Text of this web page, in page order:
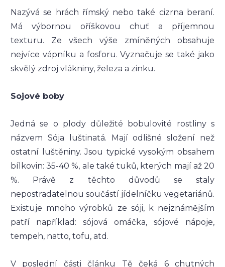
Nazývá se hrách římský nebo také cizrna beraní.
Má výbornou oříškovou chuť a příjemnou
texturu. Ze všech výše zmíněných obsahuje
nejvíce vápníku a fosforu. Vyznačuje se také jako
skvělý zdroj vlákniny, železa a zinku.
Sojové boby
Jedná se o plody důležité bobulovité rostliny s
názvem Sója luštinatá. Mají odlišné složení než
ostatní luštěniny. Jsou typické vysokým obsahem
bílkovin: 35-40 %, ale také tuků, kterých mají až 20
%. Právě z těchto důvodů se staly
nepostradatelnou součástí jídelníčku vegetariánů.
Existuje mnoho výrobků ze sóji, k nejznámějším
patří například: sójová omáčka, sójové nápoje,
tempeh, natto, tofu, atd.
V poslední části článku Tě čeká 6 chutných